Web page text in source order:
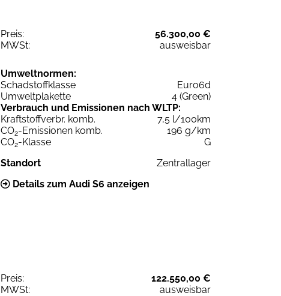
Preis:
56.300,00 €
MWSt:
ausweisbar
Umweltnormen:
Schadstoffklasse
Euro6d
Umweltplakette
4 (Green)
Verbrauch und Emissionen nach WLTP:
Kraftstoffverbr. komb.
7,5 l/100km
CO2-Emissionen komb.
196 g/km
CO2-Klasse
G
Standort
Zentrallager
Details zum Audi S6 anzeigen
Preis:
122.550,00 €
MWSt:
ausweisbar